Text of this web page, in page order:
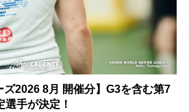
ズ2026 8月 開催分】G3を含む第7
手が決定！